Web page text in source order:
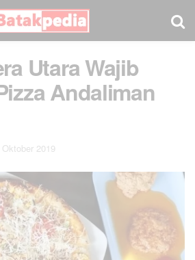
Utara Wajib
Andaliman
Oktober 2019